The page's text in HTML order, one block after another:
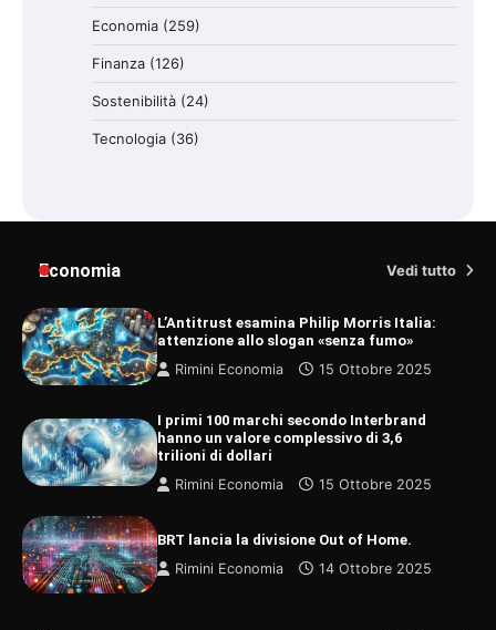
Economia (259)
Finanza (126)
Sostenibilità (24)
Tecnologia (36)
Economia Vedi tutto
L’Antitrust esamina Philip Morris Italia:
attenzione allo slogan «senza fumo»
Rimini Economia
15 Ottobre 2025
I primi 100 marchi secondo Interbrand
hanno un valore complessivo di 3,6
trilioni di dollari
Rimini Economia
15 Ottobre 2025
BRT lancia la divisione Out of Home.
Rimini Economia
14 Ottobre 2025